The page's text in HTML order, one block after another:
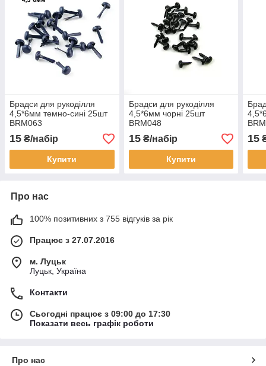
Брадси для рукоділля
4,5*6мм темно-сині 25шт
BRM063
15 ₴/набір
Купити
Брадси для рукоділля
4,5*6мм чорні 25шт
BRM048
15₴/набір
Купити
15
Про нас
100% позитивних з 755 відгуків за рік
Працює з 27.07.2016
м. Луцьк
Луцьк, Україна
Контакти
Сьогодні працює з 09:00 до 17:30
Показати весь графік роботи
Про нас